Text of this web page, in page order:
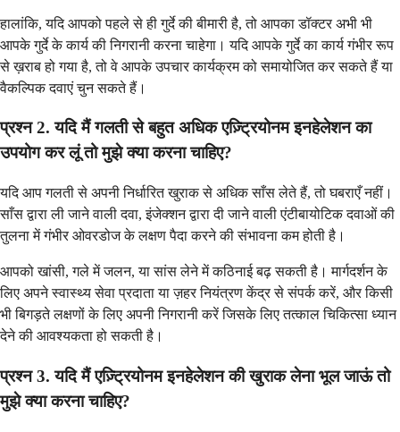
हालांकि, यदि आपको पहले से ही गुर्दे की बीमारी है, तो आपका डॉक्टर अभी भी
आपके गुर्दे के कार्य की निगरानी करना चाहेगा। यदि आपके गुर्दे का कार्य गंभीर रूप
से ख़राब हो गया है, तो वे आपके उपचार कार्यक्रम को समायोजित कर सकते हैं या
वैकल्पिक दवाएं चुन सकते हैं।
प्रश्न 2. यदि मैं गलती से बहुत अधिक एज़्ट्रियोनम इनहेलेशन का
उपयोग कर लूं तो मुझे क्या करना चाहिए?
यदि आप गलती से अपनी निर्धारित खुराक से अधिक साँस लेते हैं, तो घबराएँ नहीं।
साँस द्वारा ली जाने वाली दवा, इंजेक्शन द्वारा दी जाने वाली एंटीबायोटिक दवाओं की
तुलना में गंभीर ओवरडोज के लक्षण पैदा करने की संभावना कम होती है।
आपको खांसी, गले में जलन, या सांस लेने में कठिनाई बढ़ सकती है। मार्गदर्शन के
लिए अपने स्वास्थ्य सेवा प्रदाता या ज़हर नियंत्रण केंद्र से संपर्क करें, और किसी
भी बिगड़ते लक्षणों के लिए अपनी निगरानी करें जिसके लिए तत्काल चिकित्सा ध्यान
देने की आवश्यकता हो सकती है।
प्रश्न 3. यदि मैं एज़्ट्रियोनम इनहेलेशन की खुराक लेना भूल जाऊं तो
मुझे क्या करना चाहिए?